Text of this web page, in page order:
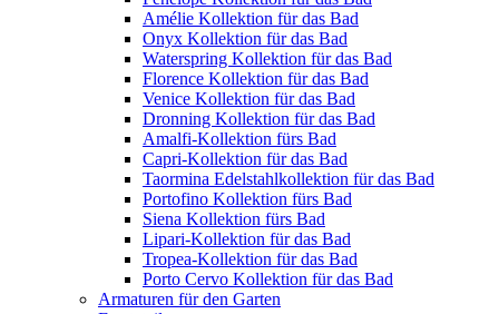
Amélie Kollektion für das Bad
Onyx Kollektion für das Bad
Waterspring Kollektion für das Bad
Florence Kollektion für das Bad
Venice Kollektion für das Bad
Dronning Kollektion für das Bad
Amalfi-Kollektion fürs Bad
Capri-Kollektion für das Bad
Taormina Edelstahlkollektion für das Bad
Portofino Kollektion fürs Bad
Siena Kollektion fürs Bad
Lipari-Kollektion für das Bad
Tropea-Kollektion für das Bad
Porto Cervo Kollektion für das Bad
Armaturen für den Garten